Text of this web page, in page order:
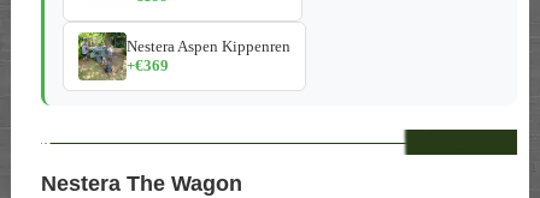
Nestera Aspen Kippenren
+€369
--
Nestera The Wagon